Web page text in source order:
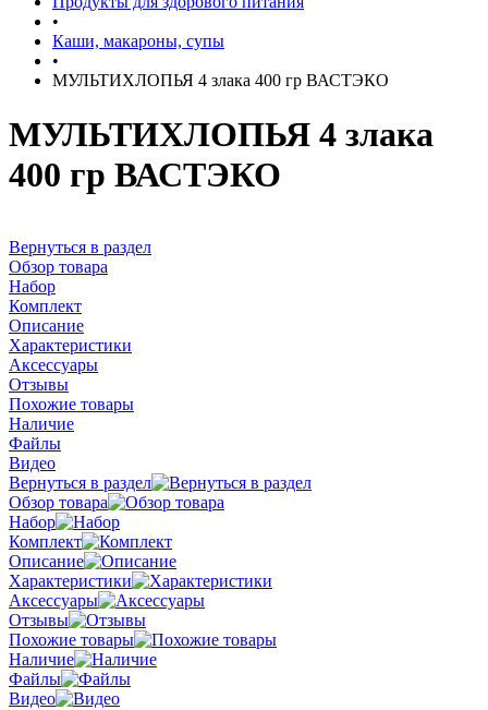
•
Каши, макароны, супы
•
МУЛЬТИХЛОПЬЯ 4 злака 400 гр ВАСТЭКО
МУЛЬТИХЛОПЬЯ 4 злака
400 гр ВАСТЭКО
Вернуться в раздел
Обзор товара
Набор
Комплект
Описание
Характеристики
Аксессуары
Отзывы
Похожие товары
Наличие
Файлы
Видео
Вернуться в раздел
Обзор товара
Набор
Комплект
Описание
Характеристики
Аксессуары
Отзывы
Похожие товары
Наличие
Файлы
Видео